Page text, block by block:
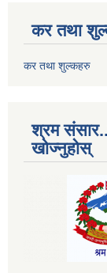
कर तथा
कर तथा शुल्कहरु
श्रम
खोज्नुहोस्